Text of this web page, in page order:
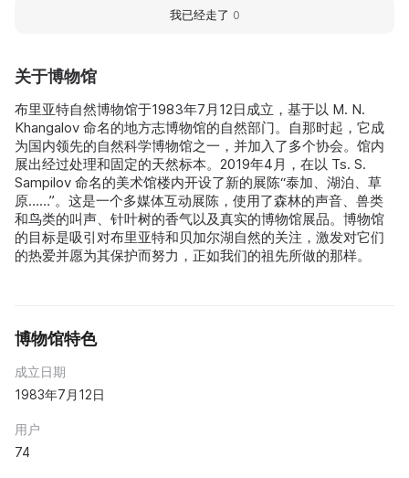
关于博物馆
布里亚特自然博物馆于1983年7月12日成立，基于以 M. N.
Khangalov 命名的地方志博物馆的自然部门。自那时起，它成
为国内领先的自然科学博物馆之一，并加入了多个协会。馆内
展出经过处理和固定的天然标本。2019年4月，在以 Ts. S.
Sampilov 命名的美术馆楼内开设了新的展陈“泰加、湖泊、草
原……”。这是一个多媒体互动展陈，使用了森林的声音、兽类
和鸟类的叫声、针叶树的香气以及真实的博物馆展品。博物馆
的目标是吸引对布里亚特和贝加尔湖自然的关注，激发对它们
的热爱并愿为其保护而努力，正如我们的祖先所做的那样。
博物馆特色
成立日期
1983年7月12日
用户
74
我已经走了 0